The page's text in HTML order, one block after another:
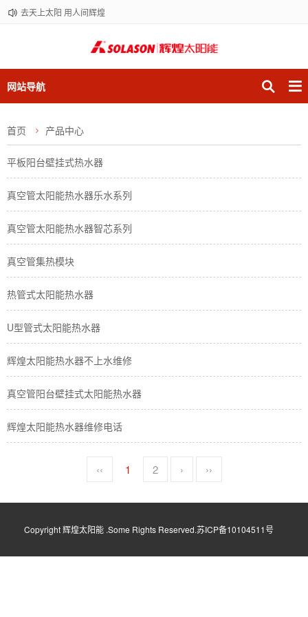
去天上太阳 用人间辉煌
网站导航
首页 产品中心
平板阳台壁挂式热水器
真空管太阳能热水器乐水系列
真空管太阳能热水器智芯系列
真空管集热模块
热管式太阳能热水器
U型管式太阳能热水器
辉煌太阳能热水器不上水维修
真空管阳台壁挂式太阳能热水器
辉煌太阳能热水器维修电话
‹‹ 1 2 › ››
Copyright 辉煌太阳能 .Some Rights Reserved.苏ICP备10104511号